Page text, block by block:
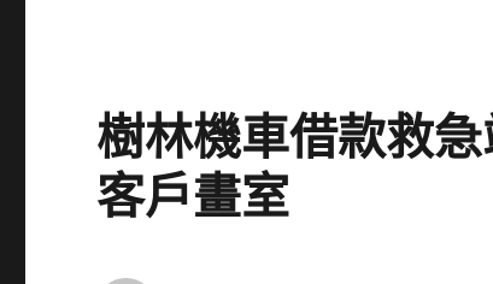
樹林機車借款救
客戶畫室